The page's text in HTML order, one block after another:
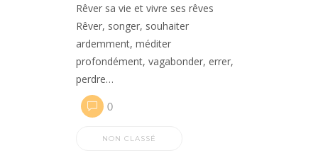
Rêver sa vie et vivre ses rêves
Rêver, songer, souhaiter
ardemment, méditer
profondément, vagabonder, errer,
perdre…
0
NON CLASSÉ